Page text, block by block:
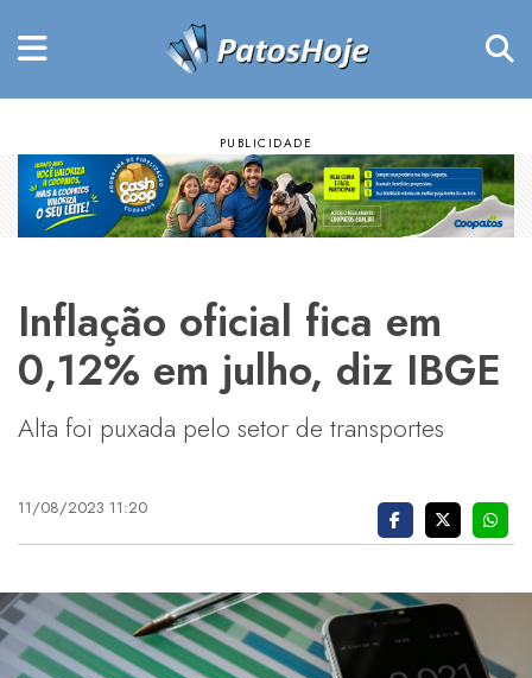
Inflação oficial fica em
0,12% em julho, diz IBGE
Alta foi puxada pelo setor de transportes
11/08/2023 11:20